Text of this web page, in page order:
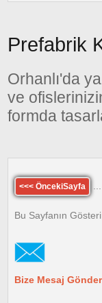
Prefabrik
Orhanlı'da
ve
formda
<<< ÖncekiSayfa
Bu Sayfanın
Bize Mesaj